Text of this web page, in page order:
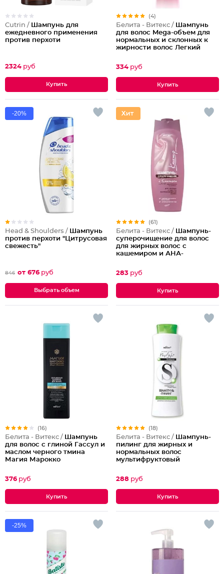
Cutrin / Шампунь для
ежедневного применения
против перхоти
2324 руб
(4)
Белита - Витекс / Шампунь
для волос Mega-объем для
нормальных и склонных к
жирности волос Легкий
334 руб
-20%
Head & Shoulders / Шампунь
против перхоти "Цитрусовая
свежесть"
846 от 676 руб
Выбрать объем
(61)
Белита - Витекс / Шампунь-
суперочищение для волос
для жирных волос с
кашемиром и АНА-
283 руб
(16)
Белита - Витекс / Шампунь
для волос с глиной Гассул и
маслом черного тмина
Магия Марокко
376 руб
(18)
Белита - Витекс / Шампунь-
пилинг для жирных и
нормальных волос
мультифруктовый
288 руб
-25%